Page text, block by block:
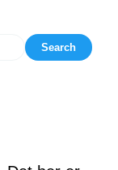
Search